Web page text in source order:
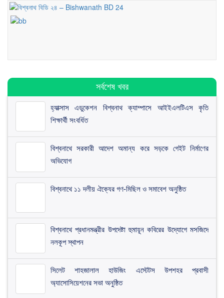
সর্বশেষ খবর
হ্যাক্সাস এডুকেশন বিশ্বনাথ ক্যাম্পাসে আইইএলটিএস কৃতি
শিক্ষার্থী সংবর্ধিত
বিশ্বনাথে সরকারী আদেশ অমান্য করে সড়কে গেইট নির্মাণের
অভিযোগ
বিশ্বনাথে ১১ দলীয় ঐক্যের গণ-মিছিল ও সমাবেশ অনুষ্ঠিত
বিশ্বনাথে প্রধানমন্ত্রীর উপদেষ্টা হুমায়ূন কবিরের উদ্যোগে মসজিদে
নলকূপ স্থাপন
সিলেট শাহজালাল হাউজিং এস্টেটস উপশহর প্রবাসী
অ্যাসোসিয়েশনের সভা অনুষ্ঠিত